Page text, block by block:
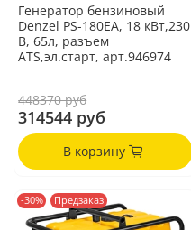
Генератор бензиновый
Denzel PS-180EA, 18 кВт,230
В, 65л, разъем
ATS,эл.старт, арт.946974
448370 руб
314544 руб
В корзину
-30% Предзаказ